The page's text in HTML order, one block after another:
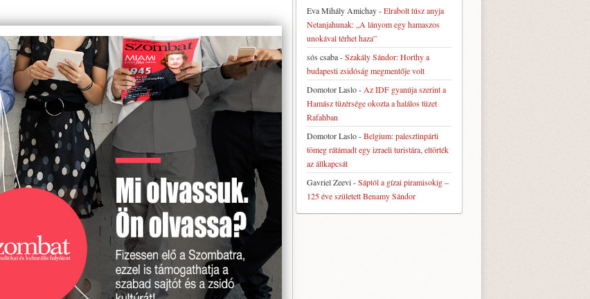
Eva Mihály Amichay-Elrabolt túsz anyja
Netanjahunak: „A lányom egy hamaszos
unokával térhet haza”
sós csaba-Szakály Sándor: Horthy a
budapesti zsidóság megmentője volt
Domotor Laslo- Az IDF gyanúja szerint a
Hamász tüzérsége okozta a halálos tüzet
Rafahban
Domotor Laslo-Belgium: palesztinpárti
tömeg rátámadt egy izraeli turistára, eltörték
az állkapcsát
Gavriel Zeevi-Sáptól a gízai piramisokig –
125 éve született Benamy Sándor